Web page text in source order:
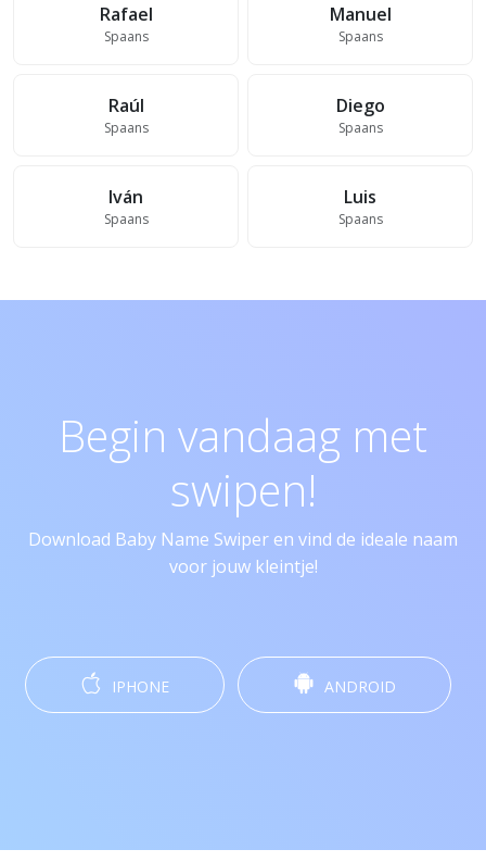
Rafael
Spaans
Manuel
Spaans
Raúl
Spaans
Diego
Spaans
Iván
Spaans
Luis
Spaans
Begin vandaag met
swipen!
Download Baby Name Swiper en vind de ideale naam
voor jouw kleintje!
IPHONE ANDROID